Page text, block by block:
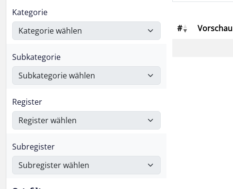
Kategorie
Subkategorie
Register
Subregister
# Vorschau